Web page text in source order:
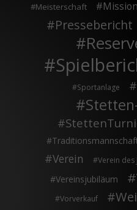
Meisterschaft
Pressebericht
Sportanlage
Verein Verein des
Vereinsjubiläum
Vorverkauf